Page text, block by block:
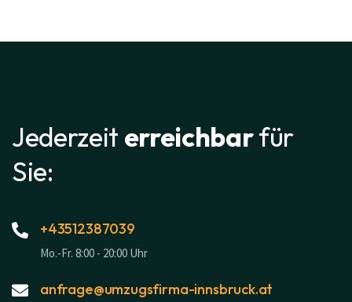
Jederzeit erreichbarfür
Sie:
+43512387039
Mo.-Fr. 8:00 - 20:00 Uhr
anfrage@umzugsfirma-innsbruck.at